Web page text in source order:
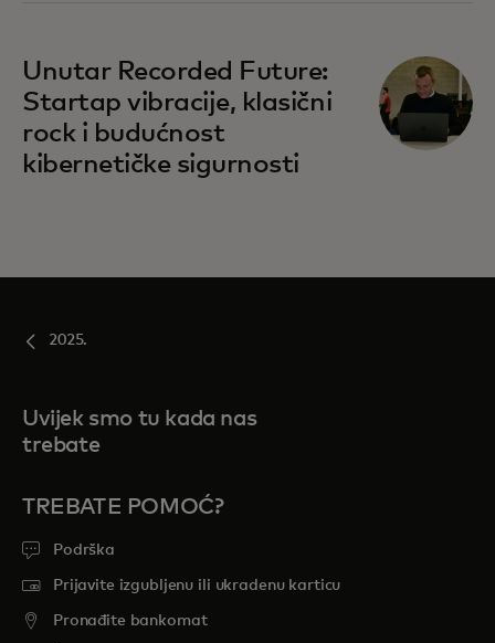
Unutar Recorded Future:
Startap vibracije, klasični
rock i budućnost
kibernetičke sigurnosti
2025.
Uvijek smo tu kada nas
trebate
TREBATE POMOĆ?
Podrška
Prijavite izgubljenu ili ukradenu karticu
Pronađite bankomat